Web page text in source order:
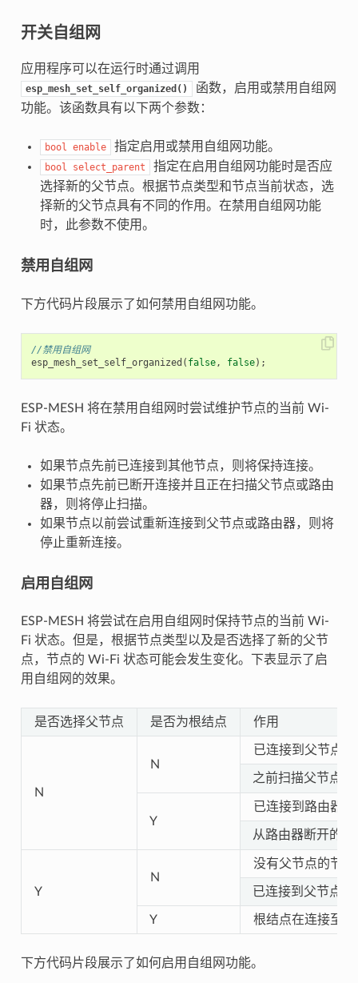
开关自组网
应用程序可以在运行时通过调用
esp_mesh_set_self_organized()
函数，启用或禁用自组网
功能。该函数具有以下两个参数：
bool enable 指定启用或禁用自组网功能。
bool select_parent
指定在启用自组网功能时是否应
选择新的父节点。根据节点类型和节点当前状态，选
择新的父节点具有不同的作用。在禁用自组网功能
时，此参数不使用。
禁用自组网
下方代码片段展示了如何禁用自组网功能。
//禁用自组网
esp_mesh_set_self_organized ( false, false);
ESP-MESH 将在禁用自组网时尝试维护节点的当前 Wi-
Fi 状态。
如果节点先前已连接到其他节点，则将保持连接。
如果节点先前已断开连接并且正在扫描父节点或路由
器，则将停止扫描。
如果节点以前尝试重新连接到父节点或路由器，则将
停止重新连接。
启用自组网
ESP-MESH 将尝试在启用自组网时保持节点的当前 Wi-
Fi 状态。但是，根据节点类型以及是否选择了新的父节
点，节点的 Wi-Fi 状态可能会发生变化。下表显示了启
用自组网的效果。
是否选择父节点 是否为根结点 作用
N
N
已连接到父节点
之前扫描父节点
Y
已连接到路由器
从路由器断开的
Y
N
没有父节点的节
已连接到父节点
Y 根结点在连接至
下方代码片段展示了如何启用自组网功能。